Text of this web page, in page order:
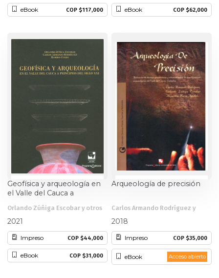
Educación
Estudios editoriales
Finanzas
Física
Género
Geografía
Historia
eBook COP $117,000 eBook COP $62,000
Geofísica y arqueología en
el Valle del Cauca a
Orlando Zúñiga Escobar y otros
2021
Impreso COP $44,000
eBook COP $31,000
Arqueología de precisión
Carlos Armando Rodríguez y
2018
Impreso COP $35,000
eBook Acceso abierto